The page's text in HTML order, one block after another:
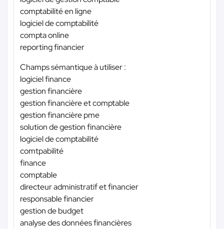
comptabilité en ligne
logiciel de comptabilité
compta online
reporting financier
Champs sémantique à utiliser :
logiciel finance
gestion financière
gestion financière et comptable
gestion financière pme
solution de gestion financière
logiciel de comptabilité
comtpabilité
finance
comptable
directeur administratif et financier
responsable financier
gestion de budget
analyse des données financières